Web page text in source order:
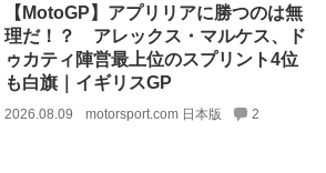
【MotoGP】アプリリアに勝つのは無
理だ！？ アレックス・マルケス、ド
ゥカティ陣営最上位のスプリント4位
も白旗｜イギリスGP
2026.08.09 motorsport.com 日本版 2